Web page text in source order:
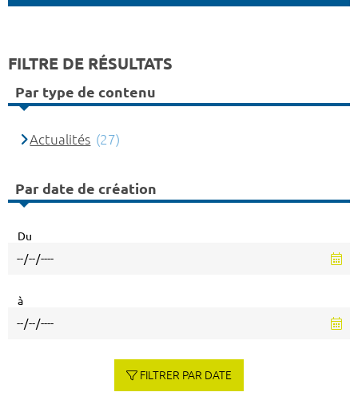
FILTRE DE RÉSULTATS
Par type de contenu
Actualités (27)
Par date de création
Du
à
FILTRER PAR DATE